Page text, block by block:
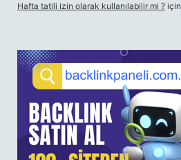
Hafta tatili izin olarak kullanılabilir mi ? için